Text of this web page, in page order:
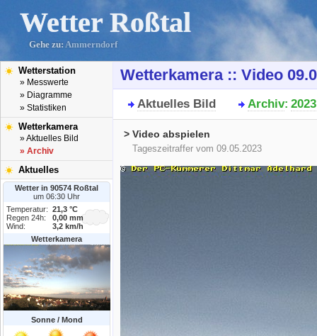
Wetter Roßtal
Gehe zu: Ammerndorf
Wetterstation
» Messwerte
» Diagramme
» Statistiken
Wetterkamera
» Aktuelles Bild
» Archiv
Aktuelles
Wetter in 90574 Roßtal
um 06:30 Uhr
Temperatur:
21,3 °C
Regen 24h:
0,00 mm
Wind:
3,2 km/h
Wetterkamera
Sonne / Mond
Wetterkamera :: Video
Aktuelles Bild Archiv: 2023
> Video abspielen
Tageszeitraffer vom 09.05.2023